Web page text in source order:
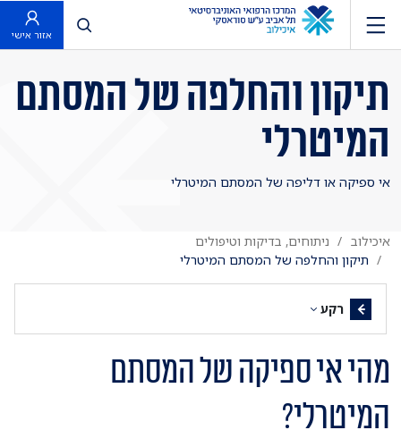
פתח חיפוש
אזור אישי
תיקון והחלפה של המסתם
המיטרלי
אי ספיקה או דליפה של המסתם המיטרלי
איכילוב
ניתוחים, בדיקות וטיפולים
תיקון והחלפה של המסתם המיטרלי
רקע
מהי אי ספיקה של המסתם
המיטרלי?